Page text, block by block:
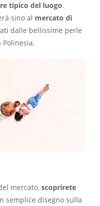
tipico del luogo.
sino al mercato di
dalle bellissime perle
mercato, scoprirete
semplice disegno sulla